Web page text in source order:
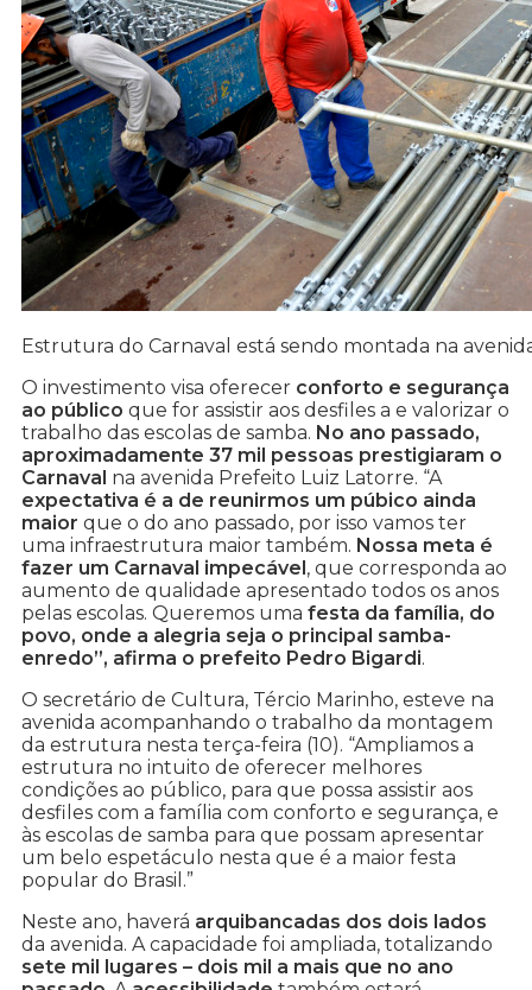
Estrutura do Carnaval está sendo montada na
O investimento visa oferecer conforto e segurança
ao público que for assistir aos desfiles a e valorizar o
trabalho das escolas de samba. No ano passado,
aproximadamente 37 mil pessoas prestigiaram o
Carnaval na avenida Prefeito Luiz Latorre. “A
expectativa é a de reunirmos um púbico ainda
maior que o do ano passado, por isso vamos ter
uma infraestrutura maior também. Nossa meta é
fazer um Carnaval impecável, que corresponda ao
aumento de qualidade apresentado todos os anos
pelas escolas. Queremos uma festa da família, do
povo, onde a alegria seja o principal samba-
enredo”, afirma o prefeito Pedro Bigardi.
O secretário de Cultura, Tércio Marinho, esteve na
avenida acompanhando o trabalho da montagem
da estrutura nesta terça-feira (10). “Ampliamos a
estrutura no intuito de oferecer melhores
condições ao público, para que possa assistir aos
desfiles com a família com conforto e segurança, e
às escolas de samba para que possam apresentar
um belo espetáculo nesta que é a maior festa
popular do Brasil.”
Neste ano, haverá arquibancadas dos dois lados
da avenida. A capacidade foi ampliada, totalizando
sete mil lugares – dois mil a mais que no ano